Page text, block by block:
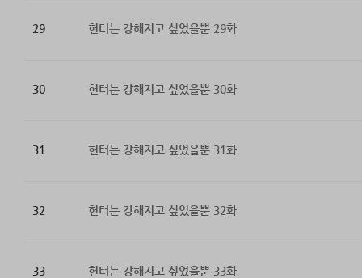
29 헌터는 강해지고 싶었을뿐 29화
30 헌터는 강해지고 싶었을뿐 30화
31 헌터는 강해지고 싶었을뿐 31화
32 헌터는 강해지고 싶었을뿐 32화
33 헌터는 강해지고 싶었을뿐 33화